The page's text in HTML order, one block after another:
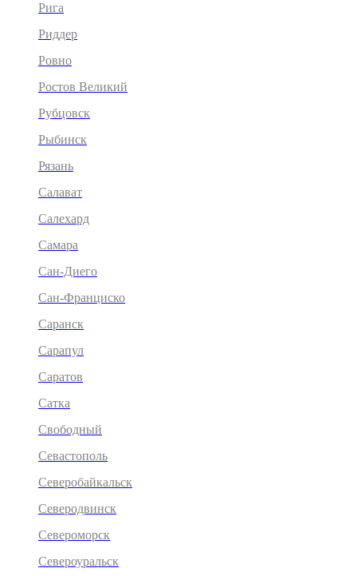
Рига
Риддер
Ровно
Ростов Великий
Рубцовск
Рыбинск
Рязань
Салават
Салехард
Самара
Сан-Диего
Сан-Франциско
Саранск
Сарапул
Саратов
Сатка
Свободный
Севастополь
Северобайкальск
Северодвинск
Североморск
Североуральск